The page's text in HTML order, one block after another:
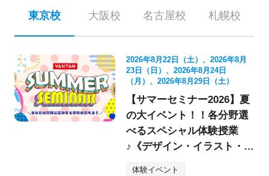
東京校 大阪校 名古屋校 札幌校
2026年8月22日（土）、2026年8月
23日（日）、2026年8月24日
（月）、2026年8月29日（土）
【サマーセミナー2026】夏
の大イベント！！各分野選
べるスペシャル体験授業
♪《デザイン・イラスト・映
体験イベント